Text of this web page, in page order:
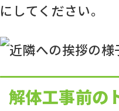
にしてください。
解体工事前の